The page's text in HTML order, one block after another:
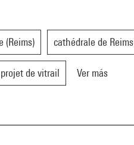
(Reims) cathédrale de Reims
projet de vitrail Ver más